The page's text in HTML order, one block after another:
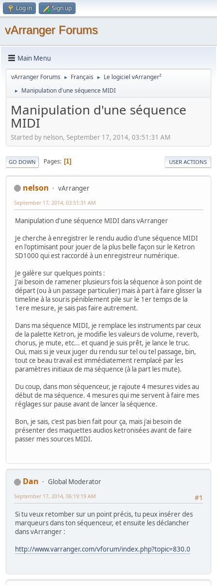
Log in Sign up
vArranger Forums
Main Menu
vArranger Forums ► Français ► Le logiciel vArranger²
► Manipulation d'une séquence MIDI
Manipulation d'une séquence
MIDI
Started by nelson, September 17, 2014, 03:51:31 AM
GO DOWN Pages 1 USER ACTIONS
nelson vArranger
September 17, 2014, 03:51:31 AM
Manipulation d'une séquence MIDI dans vArranger
Je cherche à enregistrer le rendu audio d'une séquence MIDI
en l'optimisant pour jouer de la plus belle façon sur le Ketron
SD1000 qui est raccordé à un enregistreur numérique.
Je galère sur quelques points :
J'ai besoin de ramener plusieurs fois la séquence à son point de
départ (ou à un passage particulier) mais à part à faire glisser la
timeline à la souris péniblement pile sur le 1er temps de la
1ere mesure, je sais pas faire autrement.
Dans ma séquence MIDI, je remplace les instruments par ceux
de la palette Ketron, je modifie les valeurs de volume, reverb,
chorus, je mute, etc... et quand je suis prêt, je lance le truc.
Oui, mais si je veux juger du rendu sur tel ou tel passage, bin,
tout ce beau travail est immédiatement remplacé par les
paramètres initiaux de ma séquence (à la part les mute).
Du coup, dans mon séquenceur, je rajoute 4 mesures vides au
début de ma séquence. 4 mesures qui me servent à faire mes
réglages sur pause avant de lancer la séquence.
Bon, je sais, c'est pas bien fait pour ça, mais j'ai besoin de
présenter des maquettes audios ketronisées avant de faire
passer mes sources MIDI.
Dan
Global Moderator
#1
September 17, 2014, 06:19:19 AM
Si tu veux retomber sur un point précis, tu peux insérer des
marqueurs dans ton séquenceur, et ensuite les déclancher
dans vArranger :
http://www.varranger.com/vforum/index.php?topic=830.0